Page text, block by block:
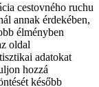
cestovného ruchu
annak érdekében,
élményben
oldal
adatokat
hozzá
később